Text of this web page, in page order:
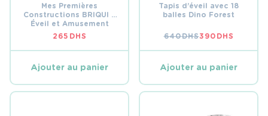
Mes Premières
Constructions BRIQUI –
Éveil et Amusement
avec LUDI
265 DHS
Ajouter au panier
Tapis d’éveil avec 18
balles Dino Forest
640DHSLE
PRIX
ÉTAIT :
390 DHS
LE
PRIX
EST :
Ajouter au panier